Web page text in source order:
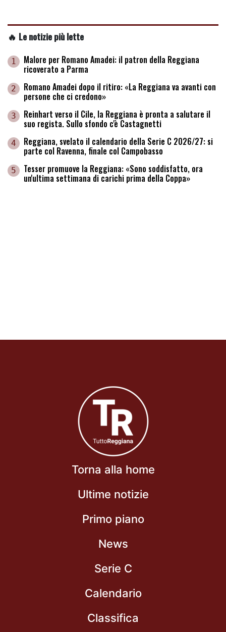
🔥 Le notizie più lette
1 Malore per Romano Amadei: il patron della Reggiana
ricoverato a Parma
2 Romano Amadei dopo il ritiro: «La Reggiana va avanti con
persone che ci credono»
3 Reinhart verso il Cile, la Reggiana è pronta a salutare il
suo regista. Sullo sfondo c'è Castagnetti
4 Reggiana, svelato il calendario della Serie C 2026/27: si
parte col Ravenna, finale col Campobasso
5 Tesser promuove la Reggiana: «Sono soddisfatto, ora
un'ultima settimana di carichi prima della Coppa»
Torna alla home
Ultime notizie
Primo piano
News
Serie C
Calendario
Classifica